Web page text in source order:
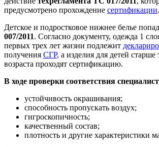
предусмотрено прохождение сертификации.
Детское и подростковое нижнее белье
007/2011. Согласно документу, одежда 1
первых трех лет жизни подлежит
получения СГР, а изделия для детей старше
возраста проходят сертификацию.
В ходе проверки соответствия
устойчивость окрашивания;
способность пропускать воздух;
гигроскопичность;
качественный состав;
плотность и другие характеристики